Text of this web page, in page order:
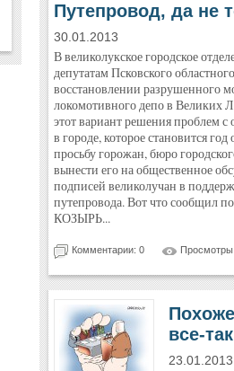
Путепровод, да не
30.01.2013
В великолукское городское
депутатам Псковского
восстановлении разрушенного
локомотивного депо в Великих
этот вариант решения проблем
в городе, которое становится
просьбу горожан, бюро
вынести его на общественное
подписей великолучан в
путепровода. Вот что сообщил
КОЗЫРЬ...
Комментарии: 0
все-
23.01.2013